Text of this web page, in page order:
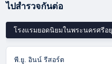
ไปสำรวจกันต่อ
โรงแรมยอดนิยมในพระนครศรีอ
พี.ยู. อินน์ รีสอร์ต